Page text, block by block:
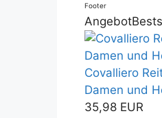
Footer
Angebot
Covalliero
Damen und
35,98 EUR